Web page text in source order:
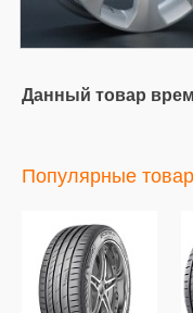
Данный товар
Популярные